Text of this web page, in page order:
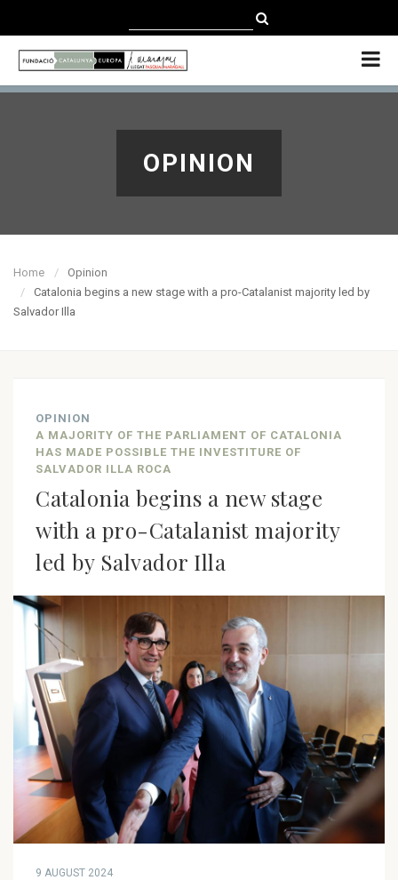
ENGLISH
OPINION
Home
Opinion
Catalonia begins a new stage with a pro-Catalanist majority led by
Salvador Illa
OPINION
A MAJORITY OF THE PARLIAMENT OF CATALONIA
HAS MADE POSSIBLE THE INVESTITURE OF
SALVADOR ILLA ROCA
Catalonia begins a new stage
with a pro-Catalanist majority
led by Salvador Illa
9 AUGUST 2024